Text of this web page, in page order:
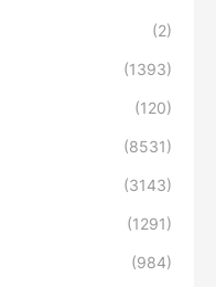
(2)
(1393)
(120)
(8531)
(3143)
(1291)
(984)